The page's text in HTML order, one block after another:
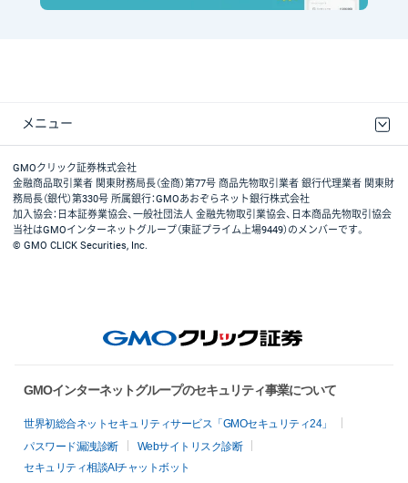
メニュー
取引規程・約款
最良執行方針
ディスクレイマー
リスク説明
GMOクリック証券ホームページ
GMOクリック証券株式会社
金融商品取引業者 関東財務局長（金商）第77号 商品先物取引業者 銀行代理業者 関東財
務局長（銀代）第330号 所属銀行：GMOあおぞらネット銀行株式会社
加入協会：日本証券業協会、一般社団法人 金融先物取引業協会、日本商品先物取引協会
当社はGMOインターネットグループ（東証プライム上場9449）のメンバーです。
© GMO CLICK Securities, Inc.
GMOインターネットグループのセキュリティ事業について
世界初総合ネットセキュリティサービス「GMOセキュリティ24」
パスワード漏洩診断
Webサイトリスク診断
セキュリティ相談AIチャットボット